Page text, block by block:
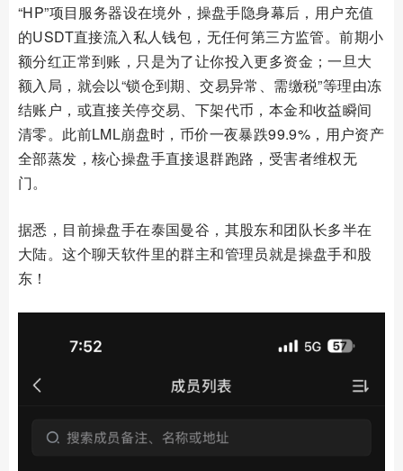
“HP”项目服务器设在境外，操盘手隐身幕后，用户充值
的USDT直接流入私人钱包，无任何第三方监管。前期小
额分红正常到账，只是为了让你投入更多资金；一旦大
额入局，就会以“锁仓到期、交易异常、需缴税”等理由冻
结账户，或直接关停交易、下架代币，本金和收益瞬间
清零。此前LML崩盘时，币价一夜暴跌99.9%，用户资产
全部蒸发，核心操盘手直接退群跑路，受害者维权无
门。
据悉，目前操盘手在泰国曼谷，其股东和团队长多半在
大陆。这个聊天软件里的群主和管理员就是操盘手和股
东！